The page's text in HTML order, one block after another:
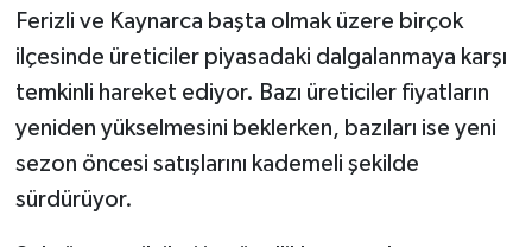
Ferizli ve Kaynarca başta olmak üzere birçok
ilçesinde üreticiler piyasadaki dalgalanmaya karşı
temkinli hareket ediyor. Bazı üreticiler fiyatların
yeniden yükselmesini beklerken, bazıları ise yeni
sezon öncesi satışlarını kademeli şekilde
sürdürüyor.